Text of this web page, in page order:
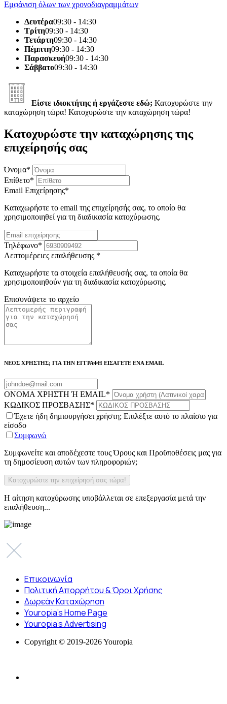
Εμφάνιση όλων των χρονοδιαγραμμάτων
Δευτέρα09:30 - 14:30
Τρίτη09:30 - 14:30
Τετάρτη09:30 - 14:30
Πέμπτη09:30 - 14:30
Παρασκευή09:30 - 14:30
Σάββατο09:30 - 14:30
Είστε ιδιοκτήτης ή εργάζεστε εδώ; Κατοχυρώστε την
καταχώρηση τώρα! Κατοχυρώστε την καταχώρηση τώρα!
Κατοχυρώστε την καταχώρησης της
επιχείρησής σας
Όνομα*
Επίθετο*
Email Επιχείρησης*
Καταχωρήστε το email της επιχείρησής σας, το οποίο θα
χρησιμοποιηθεί για τη διαδικασία κατοχύρωσης.
Τηλέφωνο*
Λεπτομέρειες επαλήθευσης *
Καταχωρήστε τα στοιχεία επαλήθευσής σας, τα οποία θα
χρησιμοποιηθούν για τη διαδικασία κατοχύρωσης.
Επισυνάψετε το αρχείο
ΝΕΟΣ ΧΡΗΣΤΗΣ; ΓΙΑ ΤΗΝ ΕΓΓΡΑΦΗ ΕΙΣΑΓΕΤΕ ΕΝΑ EMAIL
ΟΝΟΜΑ ΧΡΗΣΤΗ Ή EMAIL*
ΚΩΔΙΚΟΣ ΠΡΟΣΒΑΣΗΣ*
Έχετε ήδη δημιουργήσει χρήστη; Επιλέξτε αυτό το πλαίσιο για
είσοδο
Συμφωνώ
Συμφωνείτε και αποδέχεστε τους Όρους και Προϋποθέσεις μας για
τη δημοσίευση αυτών των πληροφοριών;
Η αίτηση κατοχύρωσης υποβάλλεται σε επεξεργασία μετά την
επαλήθευση...
Επικοινωνία
Πολιτική Απορρήτου & Όροι Χρήσης
Δωρεάν Καταχώρηση
Youropia’s Home Page
Youropia’s Advertising
Copyright © 2019-2026 Youropia